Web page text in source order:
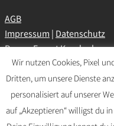
AGB
Impressum | Datenschutz
ProvenExpert
SOCIAL MEDIA
Wir nutzen Cookies, Pixel
Dritten, um unsere Dienste
personalisiert auf unserer
auf „Akzeptieren“ willigst du